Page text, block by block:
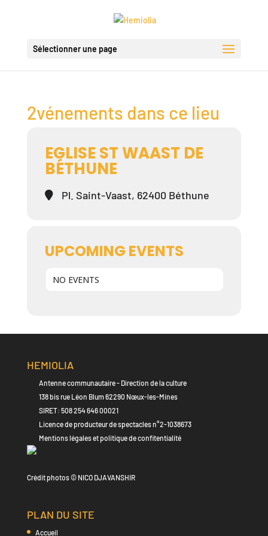
Sélectionner une page
2vénements dans ce lieu
EGLISE ST WAAST DE
BÉTHUNE
Pl. Saint-Vaast, 62400 Béthune
UPCOMING EVENTS
NO EVENTS
HEMIOLIA
Antenne communautaire - Direction de la culture
138 bis rue Léon Blum 62290 Nœux-les-Mines
SIRET: 508 254 646 00021
Licence de producteur de spectacles n°2-1038673
Mentions légales et politique de confitentialité
Crédit photos © NICO DJAVANSHIR
PLAN DU SITE
Accueil